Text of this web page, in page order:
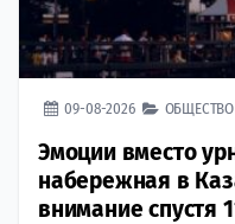
09-08-2026 ОБЩЕСТВО
Эмоции вместо
набережная в
внимание спустя